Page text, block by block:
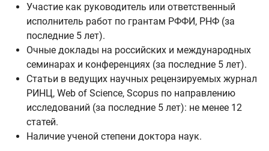
Участие как руководитель или ответственный
исполнитель работ по грантам РФФИ, РНФ (за
последние 5 лет).
Очные доклады на российских и международных
семинарах и конференциях (за последние 5 лет).
Статьи в ведущих научных рецензируемых журналах
РИНЦ, Web of Science, Scopus по направлению
исследований (за последние 5 лет): не менее 12
статей.
Наличие ученой степени доктора наук.